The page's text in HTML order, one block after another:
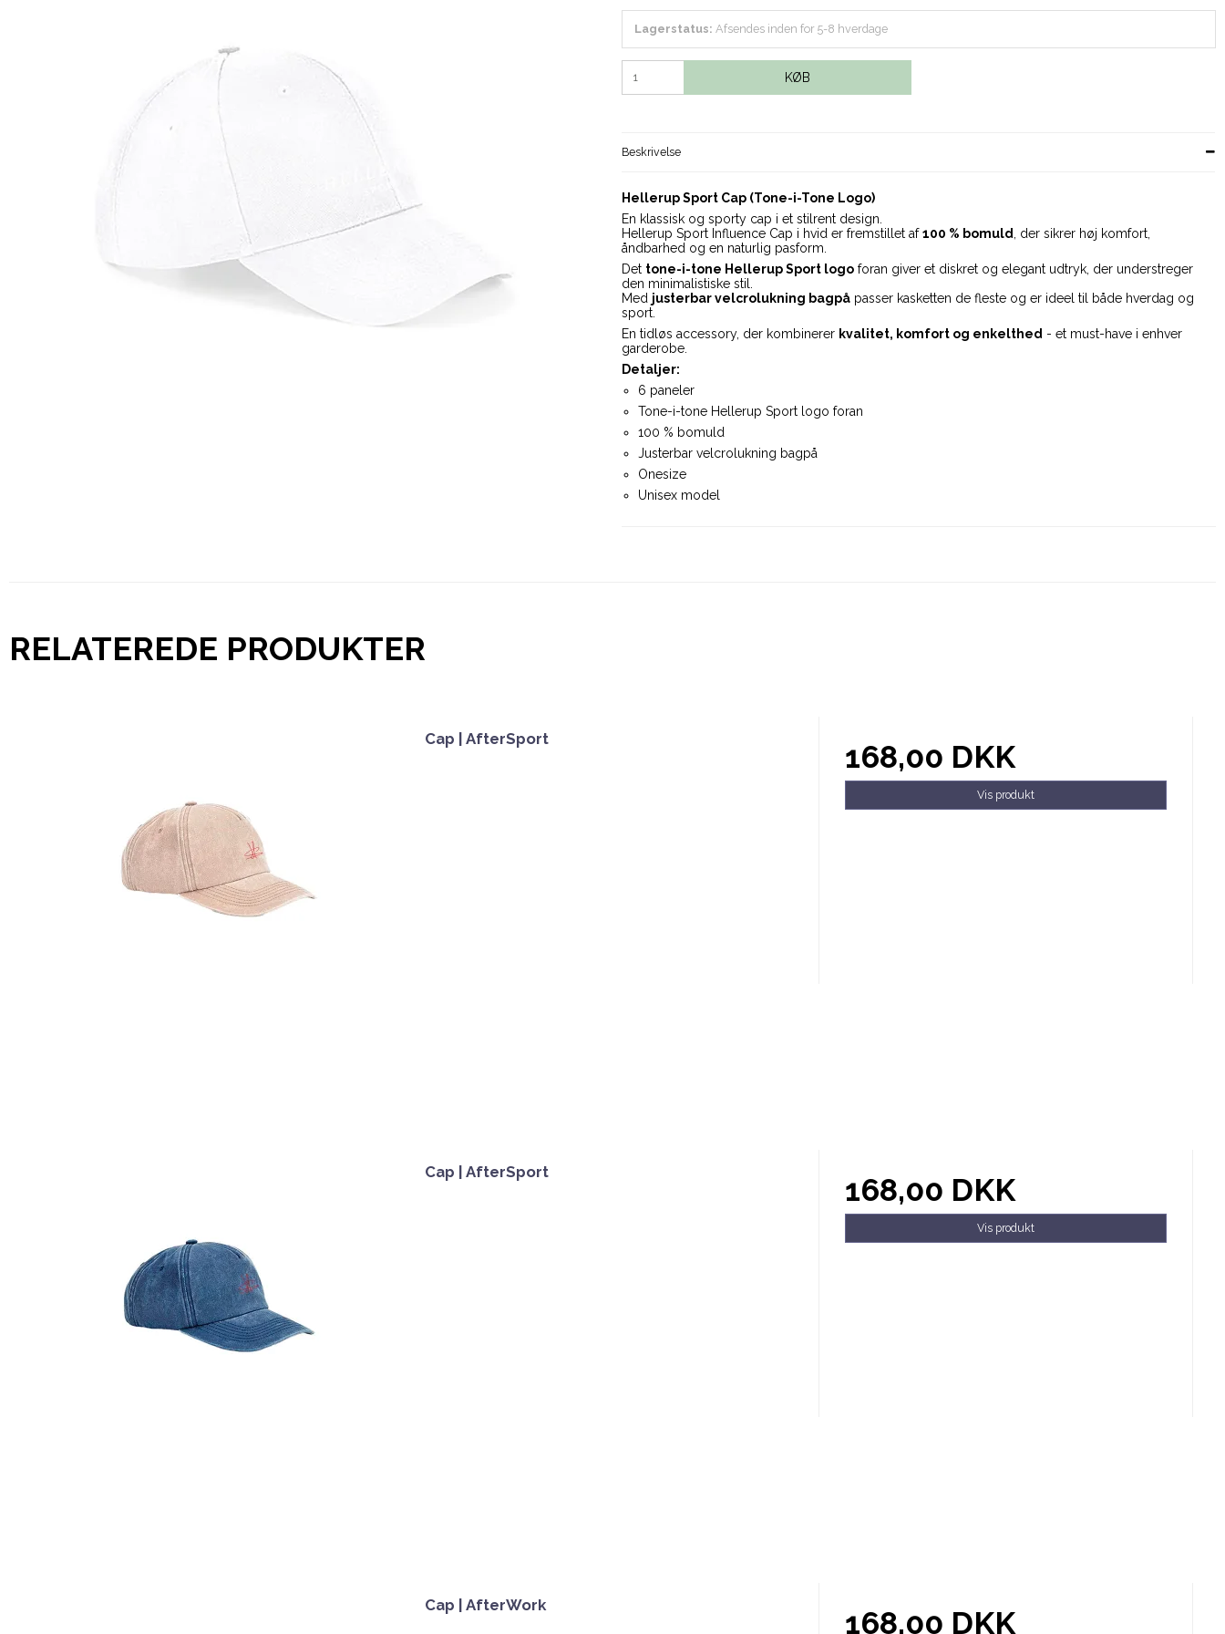
Lagerstatus: Afsendes inden for 5-8 hverdage
KØB
Beskrivelse
Hellerup Sport Cap (Tone-i-Tone Logo)
En klassisk og sporty cap i et stilrent design.
Hellerup Sport Influence Cap i hvid er fremstillet af100 % bomuld , der sikrer høj komfort,
åndbarhed og en naturlig pasform.
Det tone-i-tone Hellerup Sport logo foran giver et diskret og elegant udtryk, der understreger
den minimalistiske stil.
Med justerbar velcrolukning bagpå passer kasketten de fleste og er ideel til både hverdag og
sport.
En tidløs accessory, der kombinerer kvalitet, komfort og enkelthed - et must-have i enhver
garderobe.
Detaljer:
6 paneler
Tone-i-tone Hellerup Sport logo foran
100 % bomuld
Justerbar velcrolukning bagpå
Onesize
Unisex model
RELATEREDE PRODUKTER
Cap | AfterSport 168,00 DKK
Vis produkt
Cap | AfterSport 168,00 DKK
Vis produkt
Cap | AfterWork 168,00 DKK